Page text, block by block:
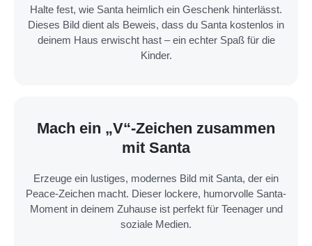
Halte fest, wie Santa heimlich ein Geschenk hinterlässt.
Dieses Bild dient als Beweis, dass du Santa kostenlos in
deinem Haus erwischt hast – ein echter Spaß für die
Kinder.
Mach ein „V“-Zeichen zusammen
mit Santa
Erzeuge ein lustiges, modernes Bild mit Santa, der ein
Peace-Zeichen macht. Dieser lockere, humorvolle Santa-
Moment in deinem Zuhause ist perfekt für Teenager und
soziale Medien.